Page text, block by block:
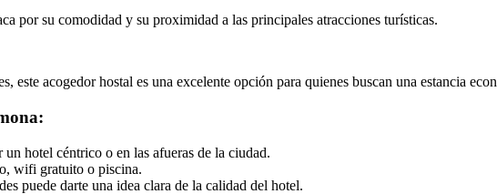
por su comodidad y su proximidad a las principales atracciones turísticas.
este acogedor hostal es una excelente opción para quienes buscan una estancia
hotel céntrico o en las afueras de la ciudad.
wifi gratuito o piscina.
puede darte una idea clara de la calidad del hotel.